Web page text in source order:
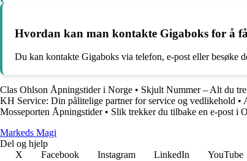
Hvordan kan man kontakte Gigaboks for å
Du kan kontakte Gigaboks via telefon, e-post eller besøke
Clas Ohlson Åpningstider i Norge • Skjult Nummer – Alt du
KH Service: Din pålitelige partner for service og vedlikehold •
Mosseporten Åpningstider• Slik trekker du tilbake en e-post i
Markeds Magi
Del og hjelp
X
Facebook Instagram LinkedIn YouTube